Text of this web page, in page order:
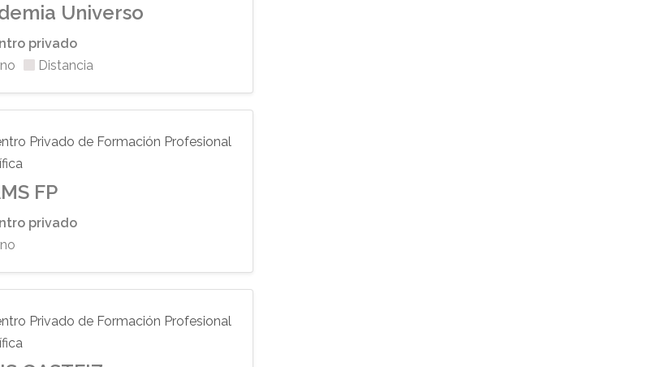
Universo
privado
Distancia
Privado de Formación Profesional
FP
privado
Privado de Formación Profesional